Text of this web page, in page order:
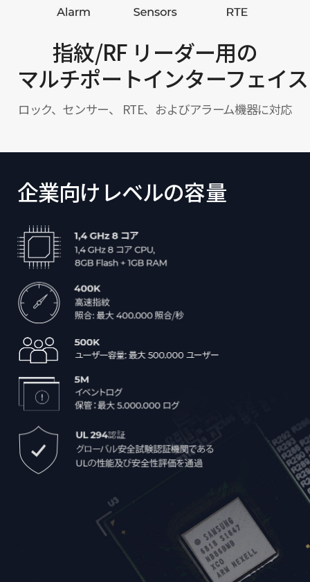
指紋/RF リーダー用の
マルチポートインターフェイス
ロック、センサー、 RTE、およびアラーム機器に対応
企業向けレベルの容量